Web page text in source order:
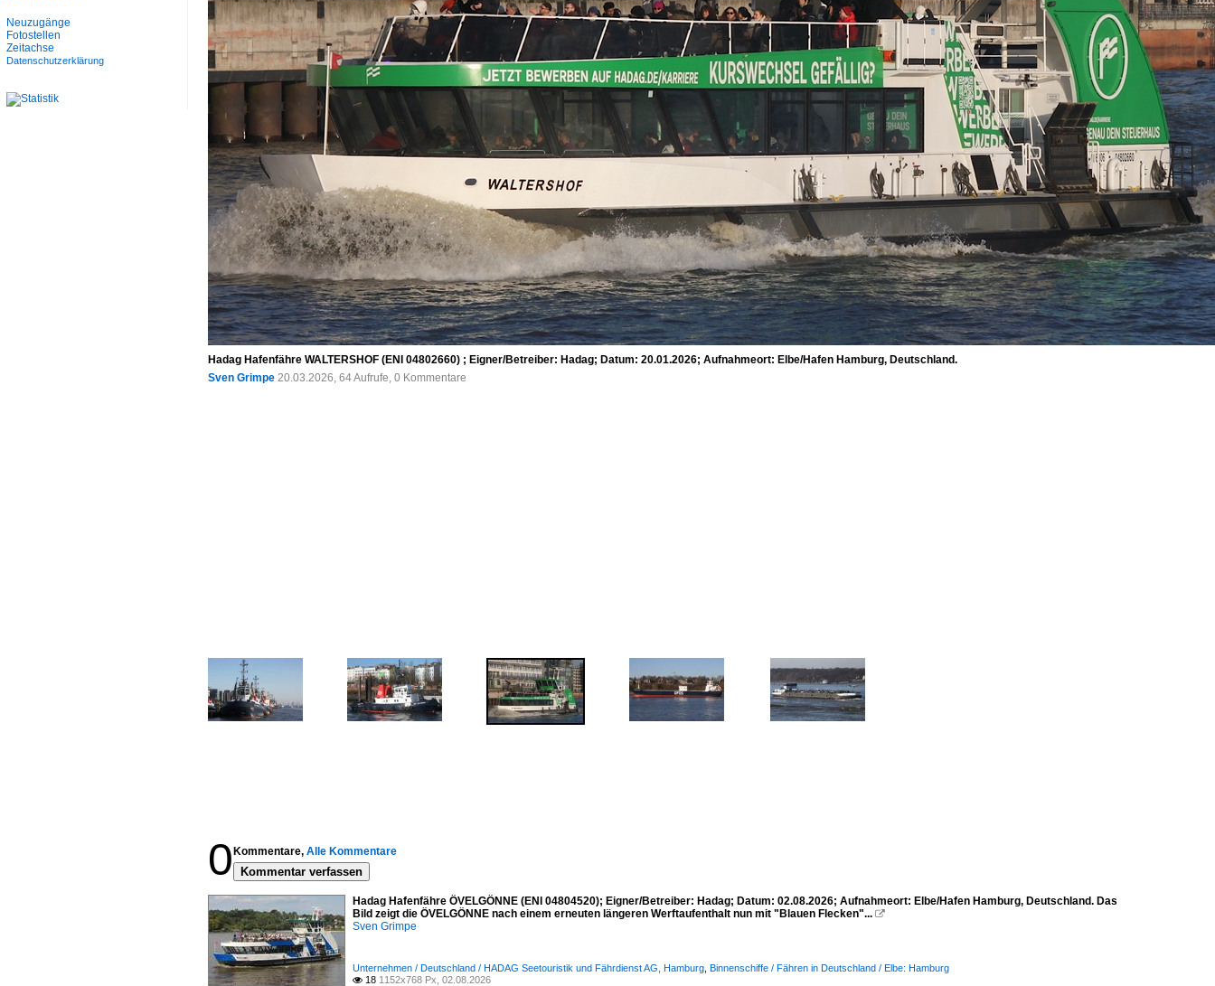
Hadag Hafenfähre WALTERSHOF (ENI 04802660) ; Eigner/Betreiber: Hadag; Datum: 20.01.2026; Aufnahmeort: Elbe/Hafen Hamburg, Deutschland.
Sven Grimpe 20.03.2026, 64 Aufrufe, 0 Kommentare
0 Kommentare, Alle Kommentare
Kommentar verfassen
Hadag Hafenfähre ÖVELGÖNNE (ENI 04804520); Eigner/Betreiber: Hadag; Datum: 02.08.2026; Aufnahmeort: Elbe/Hafen Hamburg, Deutschland. Das
Bild zeigt die ÖVELGÖNNE nach einem erneuten längeren Werftaufenthalt nun mit "Blauen Flecken"... 
Sven Grimpe
Unternehmen / Deutschland / HADAG Seetouristik und Fährdienst AG, Hamburg Binnenschiffe / Fähren in Deutschland / Elbe: Hamburg
 18 1152x768 Px, 02.08.2026
Neuzugänge
Fotostellen
Zeitachse
Datenschutzerklärung